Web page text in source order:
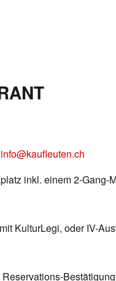
info@kaufleuten.ch
inkl. einem 2-
KulturLegi, oder IV-